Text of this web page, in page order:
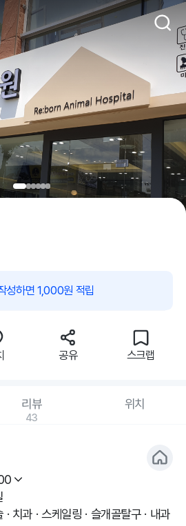
성하면 1,000원 적립
공유 스크랩
리뷰
43
위치
치과 · 스케일링 · 슬개골탈구 · 내과